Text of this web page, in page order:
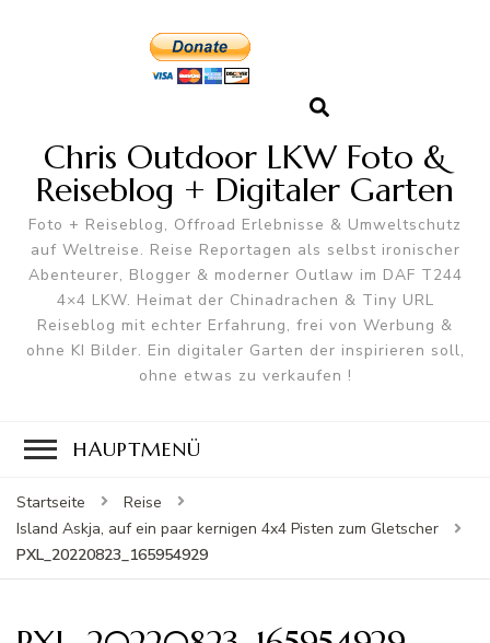
Chris Outdoor LKW Foto &
Reiseblog + Digitaler Garten
Foto + Reiseblog, Offroad Erlebnisse & Umweltschutz
auf Weltreise. Reise Reportagen als selbst ironischer
Abenteurer, Blogger & moderner Outlaw im DAF T244
4×4 LKW. Heimat der Chinadrachen & Tiny URL
Reiseblog mit echter Erfahrung, frei von Werbung &
ohne KI Bilder. Ein digitaler Garten der inspirieren soll,
ohne etwas zu verkaufen !
HAUPTMENÜ
Startseite
Reise
Island Askja, auf ein paar kernigen 4x4 Pisten zum Gletscher
PXL_20220823_165954929